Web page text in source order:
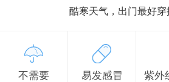
酷寒天气，出门最好
不需要 易发感冒 紫外